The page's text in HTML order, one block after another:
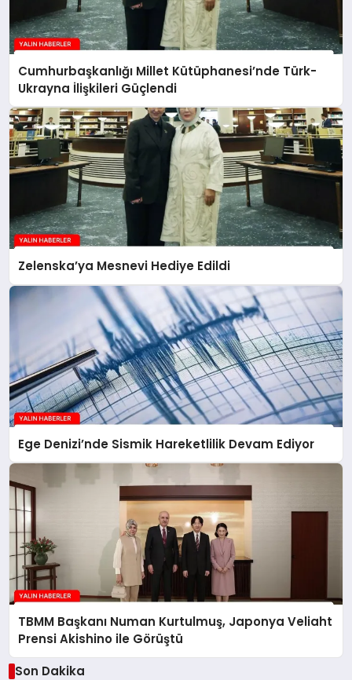
Cumhurbaşkanlığı Millet Kütüphanesi’nde Türk-
Ukrayna İlişkileri Güçlendi
Zelenska’ya Mesnevi Hediye Edildi
Ege Denizi’nde Sismik Hareketlilik Devam Ediyor
TBMM Başkanı Numan Kurtulmuş, Japonya Veliaht
Prensi Akishino ile Görüştü
Son Dakika